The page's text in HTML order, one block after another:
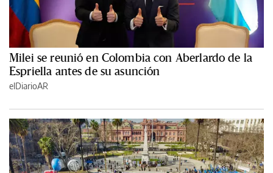
Milei se reunió en Colombia con Aberlardo de la
Espriella antes de su asunción
elDiarioAR